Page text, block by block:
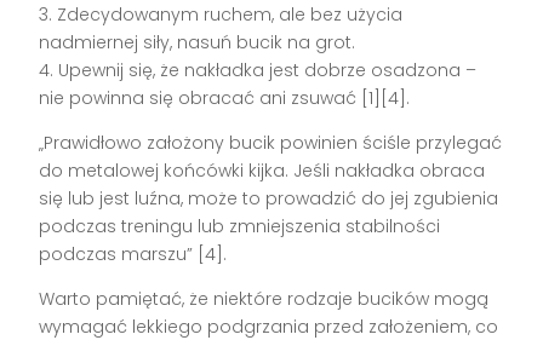
3. Zdecydowanym ruchem, ale bez użycia
nadmiernej siły, nasuń bucik na grot.
4. Upewnij się, że nakładka jest dobrze osadzona –
nie powinna się obracać ani zsuwać [1][4].
„Prawidłowo założony bucik powinien ściśle przylegać
do metalowej końcówki kijka. Jeśli nakładka obraca
się lub jest luźna, może to prowadzić do jej zgubienia
podczas treningu lub zmniejszenia stabilności
podczas marszu” [4].
Warto pamiętać, że niektóre rodzaje bucików mogą
wymagać lekkiego podgrzania przed założeniem, co